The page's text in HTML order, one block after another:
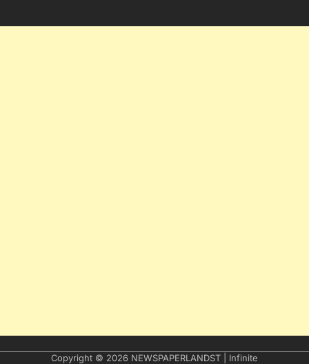
Copyright © 2026 NEWSPAPERLANDST | Infinite